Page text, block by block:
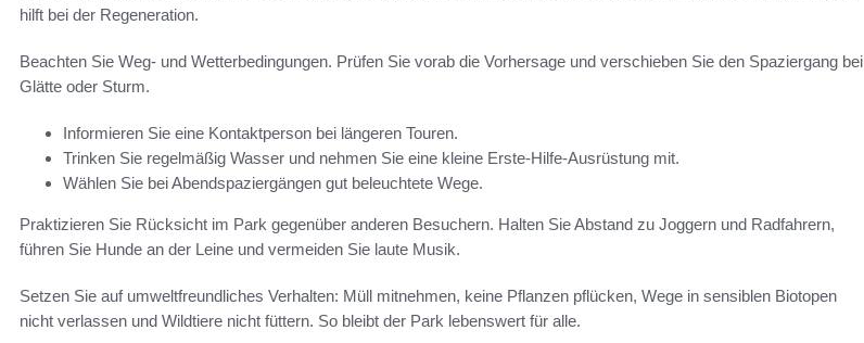
hilft bei der Regeneration.
Beachten Sie Weg- und Wetterbedingungen. Prüfen Sie vorab die Vorhersage und verschieben Sie den Spaziergang bei
Glätte oder Sturm.
Informieren Sie eine Kontaktperson bei längeren Touren.
Trinken Sie regelmäßig Wasser und nehmen Sie eine kleine Erste-Hilfe-Ausrüstung mit.
Wählen Sie bei Abendspaziergängen gut beleuchtete Wege.
Praktizieren Sie Rücksicht im Park gegenüber anderen Besuchern. Halten Sie Abstand zu Joggern und Radfahrern,
führen Sie Hunde an der Leine und vermeiden Sie laute Musik.
Setzen Sie auf umweltfreundliches Verhalten: Müll mitnehmen, keine Pflanzen pflücken, Wege in sensiblen Biotopen
nicht verlassen und Wildtiere nicht füttern. So bleibt der Park lebenswert für alle.